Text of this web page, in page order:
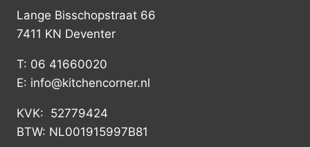
Lange Bisschopstraat 66
7411 KN Deventer
T: 06 41660020
E: info@kitchencorner.nl
KVK: 52779424
BTW: NL001915997B81